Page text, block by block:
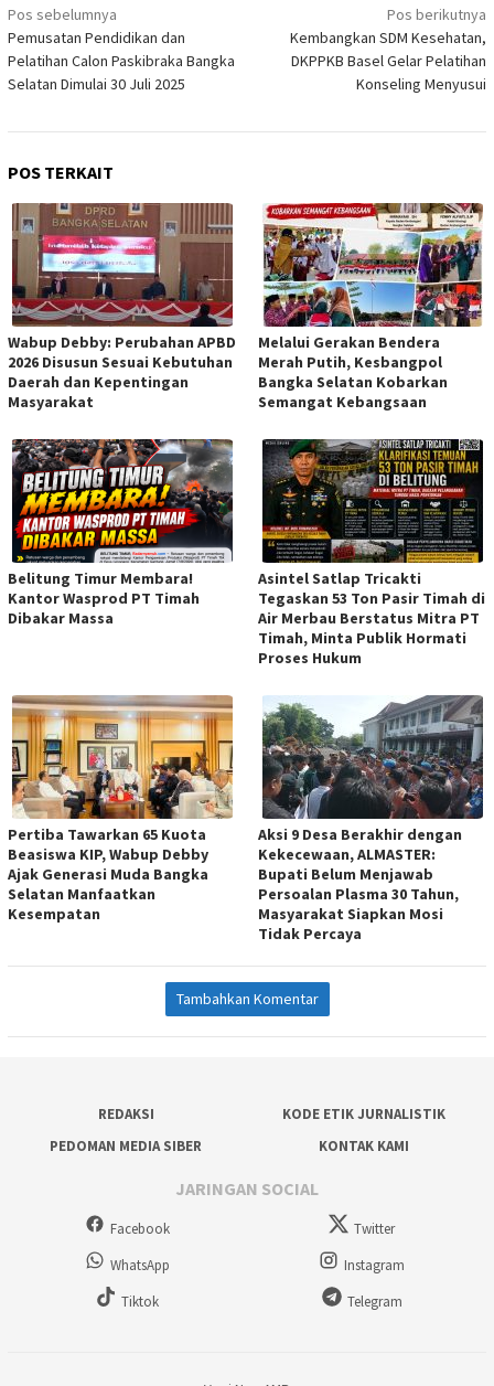
pos
Pos sebelumnya
Pemusatan Pendidikan dan
Pelatihan Calon Paskibraka Bangka
Selatan Dimulai 30 Juli 2025
Pos berikutnya
Kembangkan SDM Kesehatan,
DKPPKB Basel Gelar Pelatihan
Konseling Menyusui
POS TERKAIT
Wabup Debby: Perubahan APBD
2026 Disusun Sesuai Kebutuhan
Daerah dan Kepentingan
Masyarakat
Melalui Gerakan Bendera
Merah Putih, Kesbangpol
Bangka Selatan Kobarkan
Semangat Kebangsaan
Belitung Timur Membara!
Kantor Wasprod PT Timah
Dibakar Massa
Asintel Satlap Tricakti
Tegaskan 53 Ton Pasir Timah di
Air Merbau Berstatus Mitra PT
Timah, Minta Publik Hormati
Proses Hukum
Pertiba Tawarkan 65 Kuota
Beasiswa KIP, Wabup Debby
Ajak Generasi Muda Bangka
Selatan Manfaatkan
Kesempatan
Aksi 9 Desa Berakhir dengan
Kekecewaan, ALMASTER:
Bupati Belum Menjawab
Persoalan Plasma 30 Tahun,
Masyarakat Siapkan Mosi
Tidak Percaya
Tambahkan Komentar
REDAKSI
KODE ETIK JURNALISTIK
PEDOMAN MEDIA SIBER
KONTAK KAMI
JARINGAN SOCIAL
Facebook
Twitter
WhatsApp
Instagram
Tiktok
Telegram